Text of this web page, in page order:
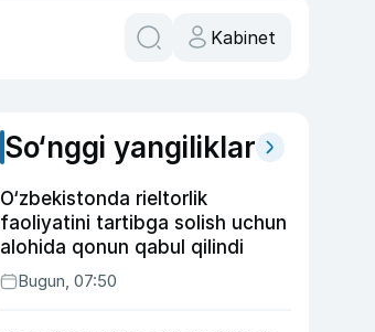
Kabinet
So‘nggi yangiliklar
O‘zbekistonda rieltorlik
faoliyatini tartibga solish uchun
alohida qonun qabul qilindi
Bugun, 07:50